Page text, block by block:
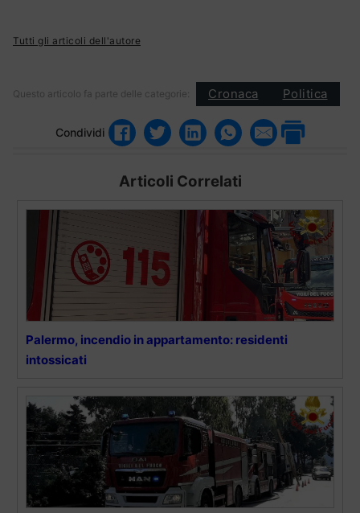
Tutti gli articoli dell'autore
Questo articolo fa parte delle categorie: Cronaca Politica
Condividi
Articoli Correlati
Palermo, incendio in appartamento: residenti
intossicati